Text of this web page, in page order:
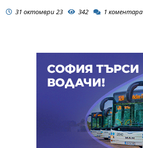
31 октомври 23 342 1 коментара